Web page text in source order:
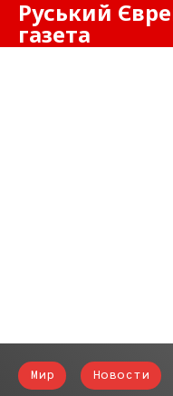
Руський
газета
Мир Новости